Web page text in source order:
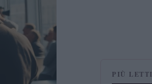
PIÙ LETTI